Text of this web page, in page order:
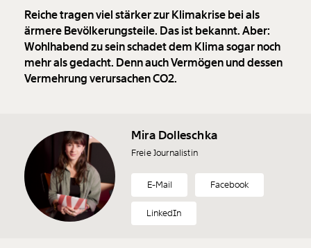
Reiche tragen viel stärker zur Klimakrise bei als
ärmere Bevölkerungsteile. Das ist bekannt. Aber:
Wohlhabend zu sein schadet dem Klima sogar noch
mehr als gedacht. Denn auch Vermögen und dessen
Vermehrung verursachen CO2.
Mira Dolleschka
Freie Journalistin
E-Mail Facebook
LinkedIn